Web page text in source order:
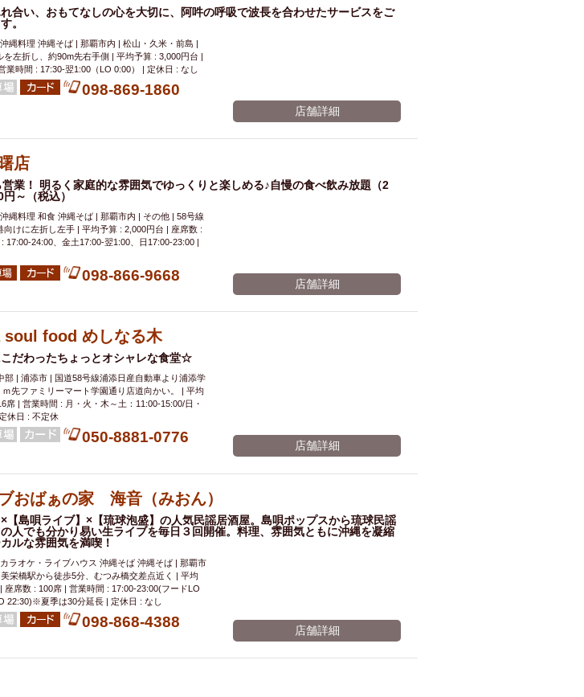
合い、おもてなしの心を大切に、阿吽の呼吸で波長を合わせたサービスをご
。
縄料理 沖縄そば | 那覇市内 | 松山・久米・前島 |
を左折し、約90m先右手側 | 平均予算 : 3,000円台 |
業時間 : 17:30-翌1:00（LO 0:00） | 定休日 : なし
098-869-1860
店舗詳細
店
業！ 明るく家庭的な雰囲気でゆっくりと楽しめる♪自慢の食べ飲み放題（2
～（税込）
縄料理 和食 沖縄そば | 那覇市内 | その他 | 58号線
向けに左折し左手 | 平均予算 : 2,000円台 | 座席数 :
17:00-24:00、金土17:00-翌1:00、日17:00-23:00 |
098-866-9668 店舗詳細
food めしなる木
だわったちょっとオシャレな食堂☆
部 | 浦添市 | 国道58号線浦添日産自動車より浦添学
先ファミリーマート学園通り店道向かい。 | 平均
席 | 営業時間 : 月・火・木～土：11:00-15:00/日・
休日 : 不定休
050-8881-0776 店舗詳細
おばぁの家 海音（みおん）
×【島唄ライブ】×【琉球泡盛】の人気民謡居酒屋。島唄ポップスから琉球民謡
人でも分かり易い生ライブを毎日３回開催。料理、雰囲気ともに沖縄を凝縮
ルな雰囲気を満喫！
ラオケ・ライブハウス 沖縄そば 沖縄そば | 那覇市
栄橋駅から徒歩5分、むつみ橋交差点近く | 平均
座席数 : 100席 | 営業時間 : 17:00-23:00(フードLO
22:30)※夏季は30分延長 | 定休日 : なし
098-868-4388 店舗詳細